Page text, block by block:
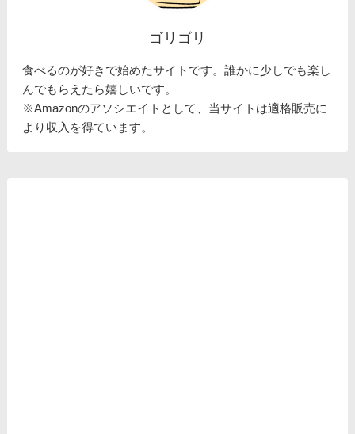
ゴリゴリ
食べるのが好きで始めたサイトです。誰かに少しでも楽し
んでもらえたら嬉しいです。
※Amazonのアソシエイトとして、当サイトは適格販売に
より収入を得ています。